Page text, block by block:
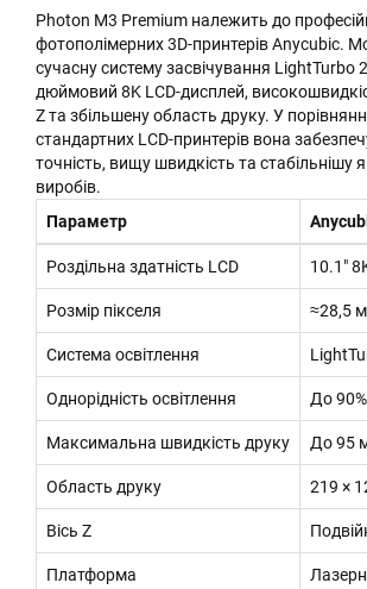
Photon M3 Premium належить до
фотополімерних 3D-принтерів Anycubic.
сучасну систему засвічування LightTurbo
дюймовий 8K LCD-дисплей,
Z та збільшену область друку. У
стандартних LCD-принтерів вона
точність, вищу швидкість та стабільнішу
виробів.
Параметр
Роздільна здатність LCD 10.1"
Розмір пікселя ≈28,5
Система освітлення
Однорідність освітлення До
Максимальна швидкість друку До 95
Область друку 219 ×
Вісь Z
Платформа